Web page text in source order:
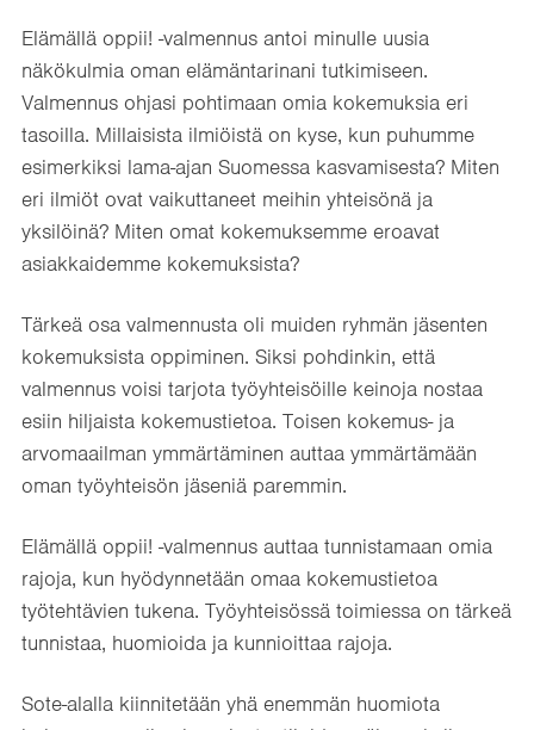
Elämällä oppii! -valmennus antoi minulle uusia
näkökulmia oman elämäntarinani tutkimiseen.
Valmennus ohjasi pohtimaan omia kokemuksia eri
tasoilla. Millaisista ilmiöistä on kyse, kun puhumme
esimerkiksi lama-ajan Suomessa kasvamisesta? Miten
eri ilmiöt ovat vaikuttaneet meihin yhteisönä ja
yksilöinä? Miten omat kokemuksemme eroavat
asiakkaidemme kokemuksista?
Tärkeä osa valmennusta oli muiden ryhmän jäsenten
kokemuksista oppiminen. Siksi pohdinkin, että
valmennus voisi tarjota työyhteisöille keinoja nostaa
esiin hiljaista kokemustietoa. Toisen kokemus- ja
arvomaailman ymmärtäminen auttaa ymmärtämään
oman työyhteisön jäseniä paremmin.
Elämällä oppii! -valmennus auttaa tunnistamaan omia
rajoja, kun hyödynnetään omaa kokemustietoa
työtehtävien tukena. Työyhteisössä toimiessa on tärkeä
tunnistaa, huomioida ja kunnioittaa rajoja.
Sote-alalla kiinnitetään yhä enemmän huomiota